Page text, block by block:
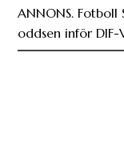
ANNONS.
oddsen inför DIF-